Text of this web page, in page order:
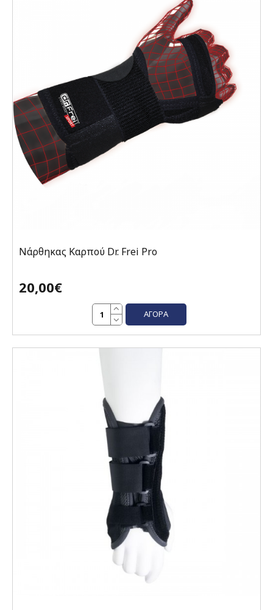
Νάρθηκας Καρπού Dr. Frei Pro
20,00€
ΑΓΟΡΆ